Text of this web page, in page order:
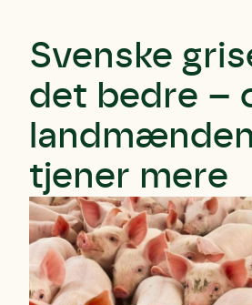
Svenske
det bedre –
tjener mere